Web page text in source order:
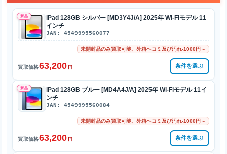
新品
iPad 128GB シルバー [MD3Y4J/A] 2025年 Wi-Fiモデル 11
インチ
JAN: 4549995560077
未開封品のみ買取可能。外箱ヘコミ及び汚れ-1000円～
買取価格63,200 円 条件を選ぶ
新品
iPad 128GB ブルー [MD4A4J/A] 2025年 Wi-Fiモデル 11イ
ンチ
JAN: 4549995560084
未開封品のみ買取可能。外箱ヘコミ及び汚れ-1000円～
買取価格63,200 円 条件を選ぶ